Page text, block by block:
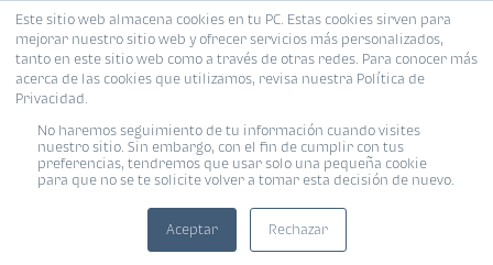
Este sitio web almacena cookies en tu PC. Estas cookies sirven para
mejorar nuestro sitio web y ofrecer servicios más personalizados,
tanto en este sitio web como a través de otras redes. Para conocer más
acerca de las cookies que utilizamos, revisa nuestra Política de
Privacidad.
No haremos seguimiento de tu información cuando visites
nuestro sitio. Sin embargo, con el fin de cumplir con tus
preferencias, tendremos que usar solo una pequeña cookie
para que no se te solicite volver a tomar esta decisión de nuevo.
Aceptar Rechazar